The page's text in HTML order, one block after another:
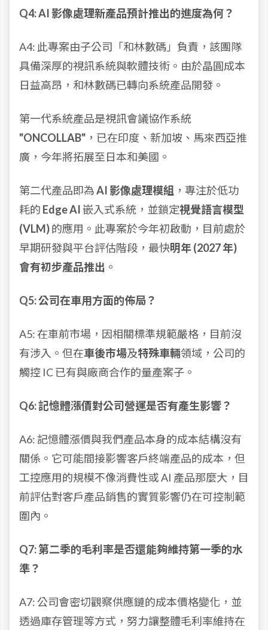
Q4: AI 影像處理新產品預計推出的進度為何？
A4: 此專案由子公司「和林數碼」負責，該團隊
具備深厚的視訊系統與軟體技術。由於晶圓成本
日益高昂，和林數碼已轉向系統產品開發。
第一代系統產品是視訊會議協作系統
"ONCOLLAB" ，已在印度、新加坡、馬來西亞推
廣，今年將拓展至日本和美國。
第二代產品即為AI 影像處理模組 ，專注於低功
耗的 Edge AI嵌入式系統，並鎖定視覺語言模型
(VLM)的應用。此專案於今年初啟動，目前處於
早期研發與平台評估階段，最快明年 (2027 年)
會有初步產品推出 。
Q5: 公司在車用方面的佈局？
A5: 在車前市場，因相關標準規範嚴格，目前沒
有涉入。但在車後市場及特殊車輛領域，公司的
觸控 IC 已有與廠商合作的量產案子。
Q6: 記憶體漲價對公司營運是否有產生影響？
A6: 記憶體漲價與我們產品本身的成本結構沒有
關係。它可能間接影響客戶終端產品的成本，但
工控應用的規模不像消費性或 AI 產品那麼大，目
前評估對客戶產品銷售的實質影響仍在可控制範
圍內。
Q7: 第二季的毛利率是否還能夠維持第一季的水
準？
A7: 公司會密切觀察供應鏈的成本價格變化，並
透過庫存管理等方式，努力讓整體毛利率維持在